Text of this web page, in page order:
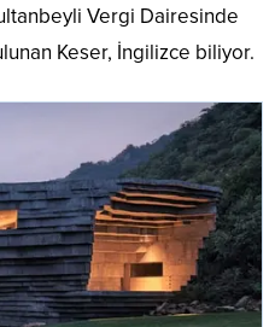
Vergi Dairesinde
Keser, İngilizce biliyor.